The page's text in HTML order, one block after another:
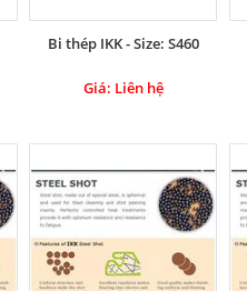
Bi thép IKK - Size: S460
Giá: Liên hệ